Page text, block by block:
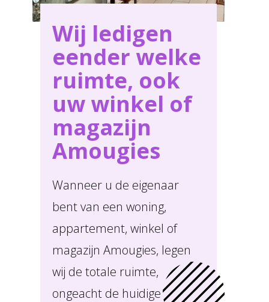
Wij ledigen
eender welke
ruimte, ook
uw winkel of
magazijn
Amougies
Wanneer u de eigenaar
bent van een woning,
appartement, winkel of
magazijn Amougies, legen
wij de totale ruimte,
ongeacht de huidige